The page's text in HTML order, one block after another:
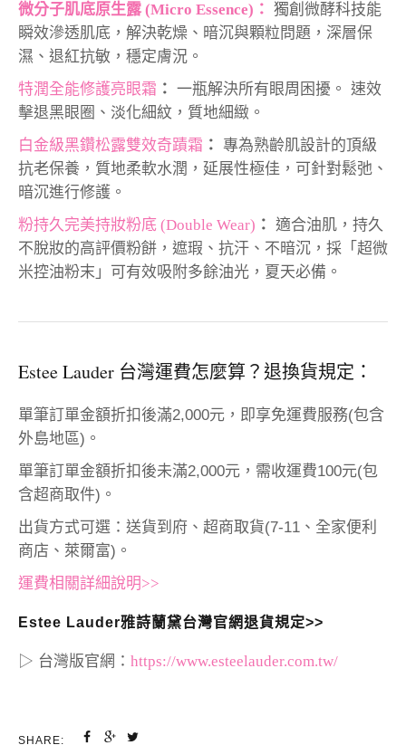
微分子肌底原生露 (Micro Essence)： 獨創微酵科技能
瞬效滲透肌底，解決乾燥、暗沉與顆粒問題，深層保
濕、退紅抗敏，穩定膚況。
特潤全能修護亮眼霜 ： 一瓶解決所有眼周困擾。 速效
擊退黑眼圈、淡化細紋，質地細緻。
白金級黑鑽松露雙效奇蹟霜 ： 專為熟齡肌設計的頂級
抗老保養，質地柔軟水潤，延展性極佳，可針對鬆弛、
暗沉進行修護。
粉持久完美持妝粉底 (Double Wear) ： 適合油肌，持久
不脫妝的高評價粉餅，遮瑕、抗汗、不暗沉，採「超微
米控油粉末」可有效吸附多餘油光，夏天必備。
Estee Lauder 台灣運費怎麼算？退換貨規定：
單筆訂單金額折扣後滿2,000元，即享免運費服務(包含
外島地區)。
單筆訂單金額折扣後未滿2,000元，需收運費100元(包
含超商取件)。
出貨方式可選：送貨到府、超商取貨(7-11、全家便利
商店、萊爾富)。
運費相關詳細說明>>
Estee Lauder雅詩蘭黛台灣官網退貨規定>>
▷ 台灣版官網： https://www.esteelauder.com.tw/
SHARE: